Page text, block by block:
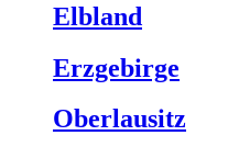
Elbland
Erzgebirge
Oberlausitz